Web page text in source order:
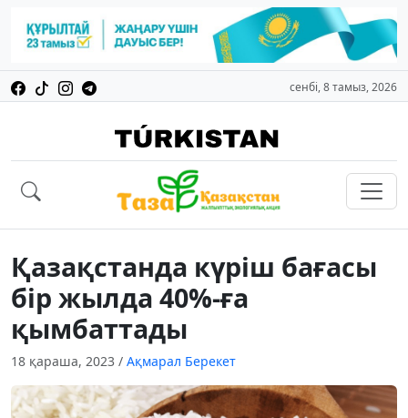
сенбі, 8 тамыз, 2026
Қазақстанда күріш бағасы
бір жылда 40%-ға
қымбаттады
18 қараша, 2023 / Ақмарал Берекет